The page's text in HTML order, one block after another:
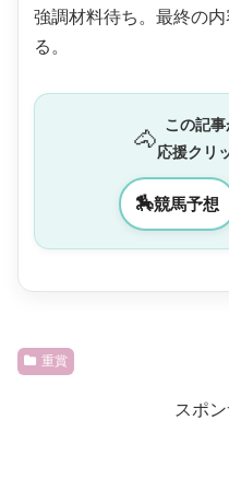
強調材料待ち。最終の
る。
🐴
この記
応援クリ
🏇競馬予想
重賞
スポ